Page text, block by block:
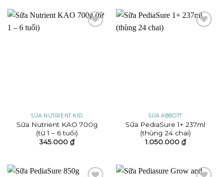
SỮA NUTRIENT KID
Sữa Nutrient KAO 700g
(từ 1 – 6 tuổi)
345.000 ₫
SỮA ABBOTT
Sữa PediaSure 1+ 237ml
(thùng 24 chai)
1.050.000 ₫